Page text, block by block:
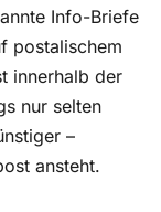
Info-Briefe
postalischem
innerhalb der
nur selten
–
ansteht.